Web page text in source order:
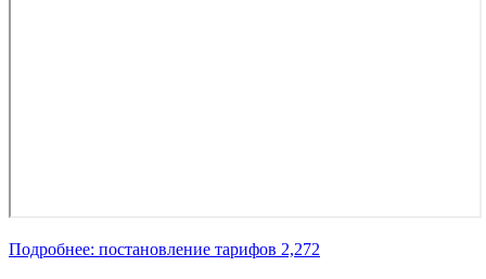
Подробнее: постановление тарифов 2,272